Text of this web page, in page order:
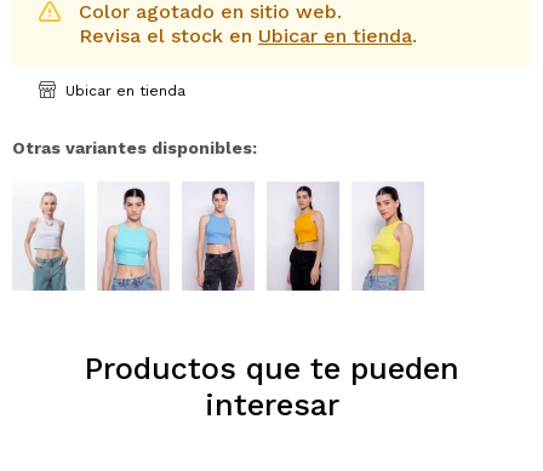
Color agotado en sitio web.
Revisa el stock en Ubicar en tienda.
Ubicar en tienda
Otras variantes disponibles:
Productos que te pueden
interesar